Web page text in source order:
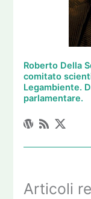
Roberto Della
comitato
Legambiente.
parlamentare.
Articoli